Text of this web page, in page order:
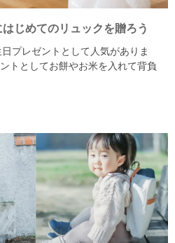
じめてのリュックを贈ろう
プレゼントとして人気がありま
トとしてお餅やお米を入れて背負